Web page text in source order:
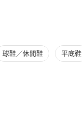
球鞋／休閒鞋 平底鞋